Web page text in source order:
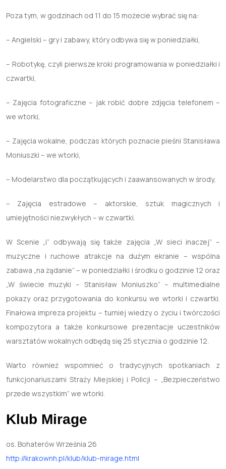
Poza tym, w godzinach od 11 do 15 możecie wybrać się na:
– Angielski – gry i zabawy, który odbywa się w poniedziałki,
– Robotykę, czyli pierwsze kroki programowania w poniedziałki i
czwartki,
– Zajęcia fotograficzne – jak robić dobre zdjęcia telefonem –
we wtorki,
– Zajęcia wokalne, podczas których poznacie pieśni Stanisława
Moniuszki – we wtorki,
– Modelarstwo dla początkujących i zaawansowanych w środy,
– Zajęcia estradowe – aktorskie, sztuk magicznych i
umiejętności niezwykłych – w czwartki.
W Scenie „i” odbywają się także zajęcia „W sieci inaczej” –
muzyczne i ruchowe atrakcje na dużym ekranie – wspólna
zabawa „na żądanie” – w poniedziałki i środku o godzinie 12 oraz
„W świecie muzyki – Stanisław Moniuszko” – multimedialne
pokazy oraz przygotowania do konkursu we wtorki i czwartki.
Finałowa impreza projektu – turniej wiedzy o życiu i twórczości
kompozytora a także konkursowe prezentacje uczestników
warsztatów wokalnych odbędą się 25 stycznia o godzinie 12.
Warto również wspomnieć o tradycyjnych spotkaniach z
funkcjonariuszami Straży Miejskiej i Policji – „Bezpieczeństwo
przede wszystkim” we wtorki.
Klub Mirage
os. Bohaterów Września 26
http://krakownh.pl/klub/klub-mirage.html